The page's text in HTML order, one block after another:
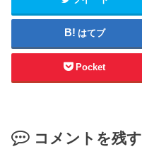
はてブ
Pocket
コメントを残す